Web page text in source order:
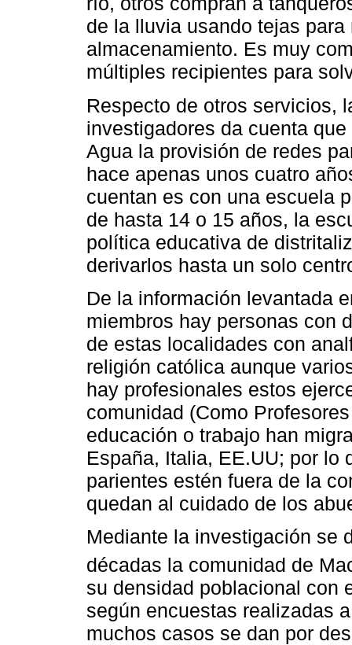
de la lluvia usando tejas
almacenamiento. Es muy
múltiples recipientes para
Respecto de otros servicios,
investigadores da cuenta
Agua la provisión de redes
hace apenas unos cuatro
cuentan es con una escuela
de hasta 14 o 15 años, la
política educativa de
derivarlos hasta un solo
De la información levantada
miembros hay personas con
de estas localidades con
religión católica aunque
hay profesionales estos
comunidad (Como
educación o trabajo han
España, Italia, EE.UU; por lo
parientes estén fuera de la
quedan al cuidado de los
Mediante la investigación se
décadas la comunidad de
su densidad poblacional con
según encuestas realizadas
muchos casos se dan por